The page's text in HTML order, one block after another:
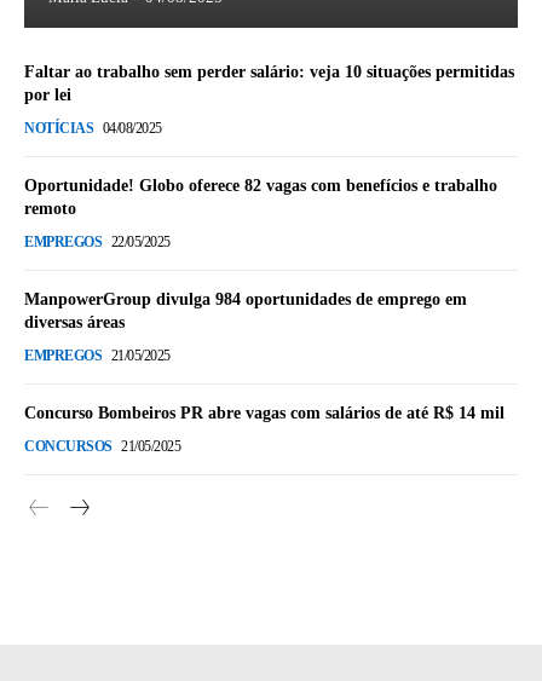
Faltar ao trabalho sem perder salário: veja 10 situações permitidas
por lei
NOTÍCIAS 04/08/2025
Oportunidade! Globo oferece 82 vagas com benefícios e trabalho
remoto
EMPREGOS 22/05/2025
ManpowerGroup divulga 984 oportunidades de emprego em
diversas áreas
EMPREGOS 21/05/2025
Concurso Bombeiros PR abre vagas com salários de até R$ 14 mil
CONCURSOS 21/05/2025